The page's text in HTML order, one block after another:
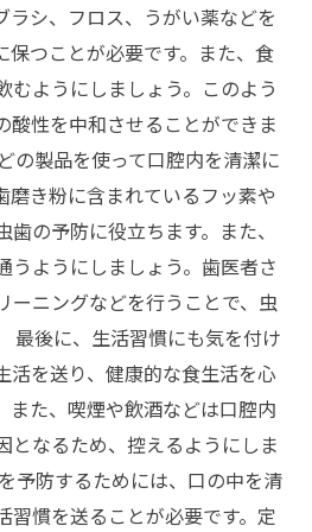
ラシ、フロス、うがい薬などを
保つことが必要です。また、食
むようにしましょう。このよう
酸性を中和させることができま
の製品を使って口腔内を清潔に
磨き粉に含まれているフッ素や
の予防に役立ちます。また、
うようにしましょう。歯医者さ
ーニングなどを行うことで、虫
最後に、生活習慣にも気を付け
活を送り、健康的な食生活を心
また、喫煙や飲酒などは口腔内
となるため、控えるようにしま
予防するためには、口の中を清
習慣を送ることが必要です。定